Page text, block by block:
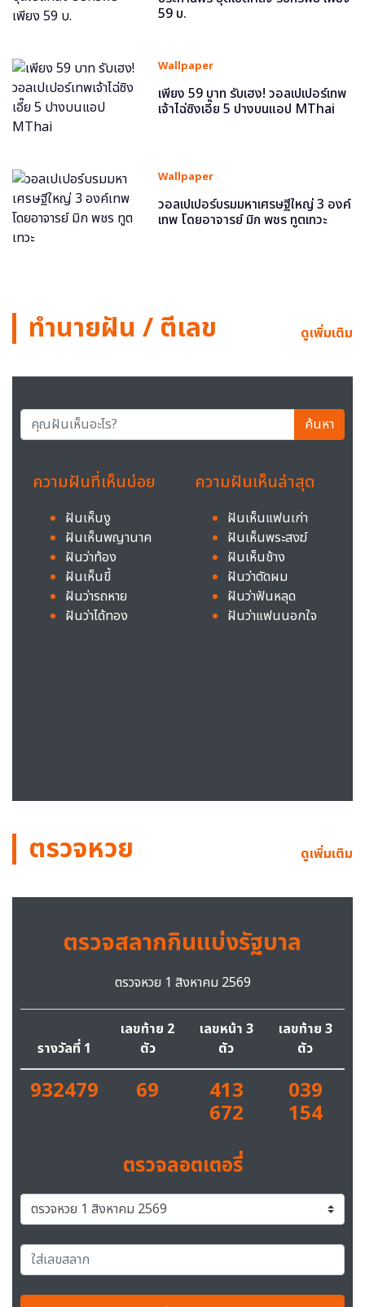
59 บ.
Wallpaper
เพียง 59 บาท รับเฮง! วอลเปเปอร์เทพ
เจ้าไฉ่ซิงเอี๊ย 5 ปางบนแอป MThai
Wallpaper
วอลเปเปอร์บรมมหาเศรษฐีใหญ่ 3 องค์
เทพ โดยอาจารย์ มิก พชร ทูตเทวะ
ทำนายฝัน / ตีเลข ดูเพิ่มเติม
ค้นหา
ความฝันที่เห็นบ่อย
ฝันเห็นงู
ฝันเห็นพญานาค
ฝันว่าท้อง
ฝันเห็นขี้
ฝันว่ารถหาย
ฝันว่าได้ทอง
ความฝันเห็นล่าสุด
ฝันเห็นแฟนเก่า
ฝันเห็นพระสงฆ์
ฝันเห็นช้าง
ฝันว่าตัดผม
ฝันว่าฟันหลุด
ฝันว่าแฟนนอกใจ
ตรวจหวย ดูเพิ่มเติม
ตรวจสลากกินแบ่งรัฐบาล
ตรวจหวย 1 สิงหาคม 2569
รางวัลที่ 1
เลขท้าย 2
ตัว
เลขหน้า 3
ตัว
เลขท้าย 3
ตัว
932479 69 413
672
039
154
ตรวจลอตเตอรี่